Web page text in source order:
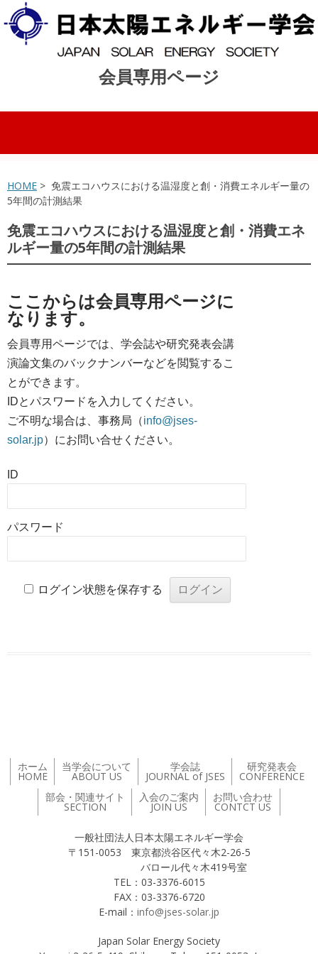
会員専用ページ
コンテンツへスキップ
HOME > 免震エコハウスにおける温湿度と創・消費エネルギー量の
5年間の計測結果
免震エコハウスにおける温湿度と創・消費エネ
ルギー量の5年間の計測結果
ここからは会員専用ページに
なります。
会員専用ページでは、学会誌や研究発表会講
演論文集のバックナンバーなどを閲覧するこ
とができます。
IDとパスワードを入力してください。
ご不明な場合は、事務局（info@jses-
solar.jp）にお問い合せください。
ID
パスワード
ログイン状態を保存する
ホーム
HOME
当学会について
ABOUT US
学会誌
JOURNAL of JSES
研究発表会
CONFERENCE
部会・関連サイト
SECTION
入会のご案内
JOIN US
お問い合わせ
CONTCT US
一般社団法人日本太陽エネルギー学会
〒151-0053 東京都渋谷区代々木2-26-5
バロール代々木419号室
TEL：03-3376-6015
FAX：03-3376-6720
E-mail： info@jses-solar.jp
Japan Solar Energy Society